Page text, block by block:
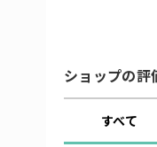
ショップの評
すべて